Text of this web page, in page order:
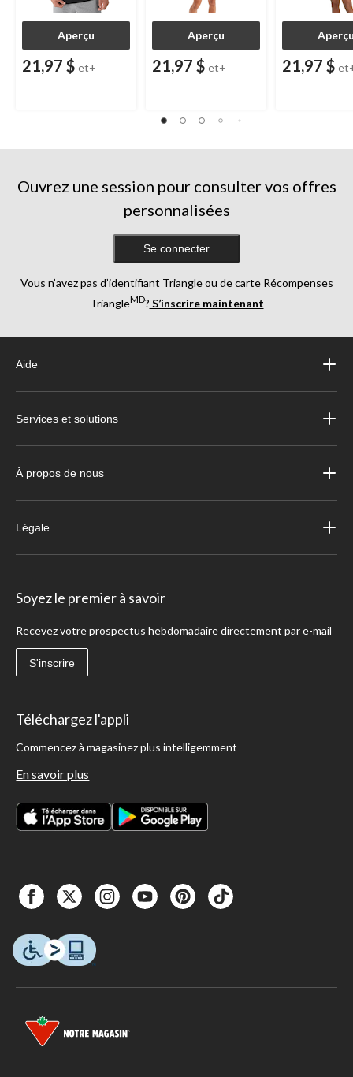
Aperçu
21,97 $ et+
Aperçu
21,97 $ et+ 21,97 $
Ouvrez une session pour consulter vos offres
personnalisées
Se connecter
Vous n’avez pas d’identifiant Triangle ou de carte Récompenses
TriangleMD? S’inscrire maintenant
Aide
Services et solutions
À propos de nous
Légale
Soyez le premier à savoir
Recevez votre prospectus hebdomadaire directement par e-mail
S'inscrire
Téléchargez l'appli
Commencez à magasinez plus intelligemment
En savoir plus